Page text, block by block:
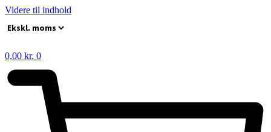
Videre til indhold
0,00 kr. 0